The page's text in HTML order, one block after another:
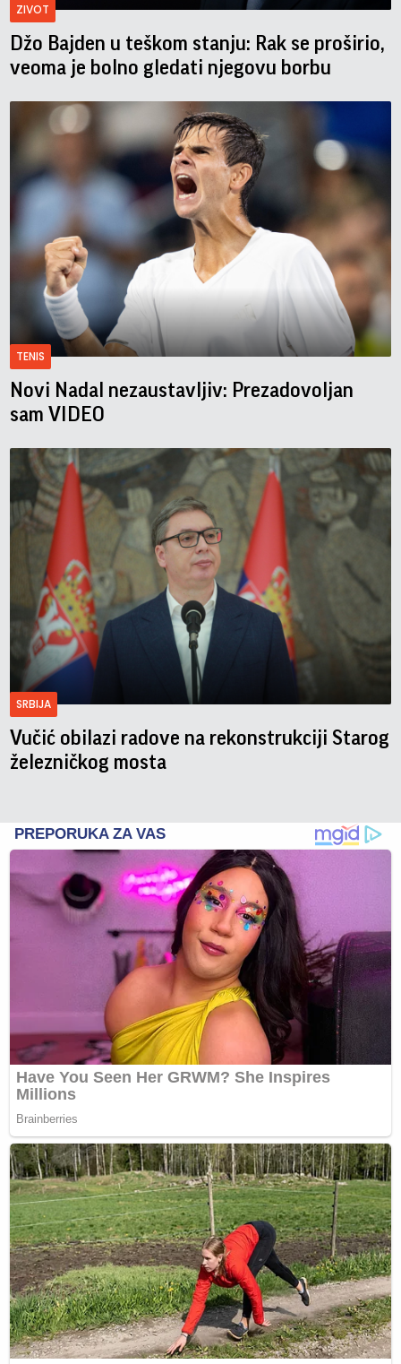
ZIVOT
Džo Bajden u teškom stanju: Rak se proširio,
veoma je bolno gledati njegovu borbu
TENIS
Novi Nadal nezaustavljiv: Prezadovoljan
sam VIDEO
SRBIJA
Vučić obilazi radove na rekonstrukciji Starog
železničkog mosta